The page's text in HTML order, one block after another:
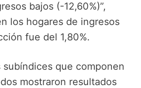
bajos (-12,60%)”,
los hogares de ingresos
fue del 1,80%.
subíndices que componen
mostraron resultados